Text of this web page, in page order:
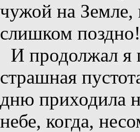
чужой на Земле,
слишком
И продолжал я
страшная
дню приходила
небе, когда,